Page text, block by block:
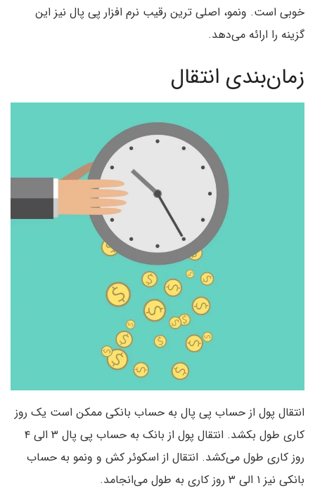
خوبی است. ونمو، اصلی ‌ترین رقیب نرم افزار پی پال نیز‌ این
گزینه را ارائه می‌دهد.
زمان‌بندی انتقال
انتقال پول از حساب پی‌ پال به حساب بانکی ممکن است یک روز
کاری طول بکشد. انتقال پول از بانک به حساب پی‌ پال ۳ الی ۴
روز کاری طول می‌کشد. انتقال از اسکوئر کش و ونمو به حساب
بانکی نیز ۱ الی ۳ روز کاری به طول می‌انجامد.